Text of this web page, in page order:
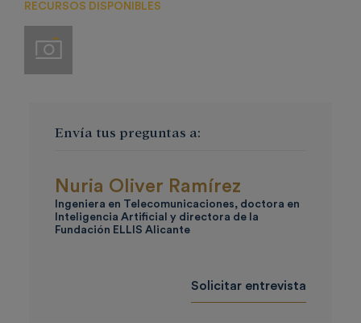
RECURSOS DISPONIBLES
Imágenes
Envía tus preguntas a:
Nuria Oliver Ramírez
Ingeniera en Telecomunicaciones, doctora en
Inteligencia Artificial y directora de la
Fundación ELLIS Alicante
Solicitar entrevista